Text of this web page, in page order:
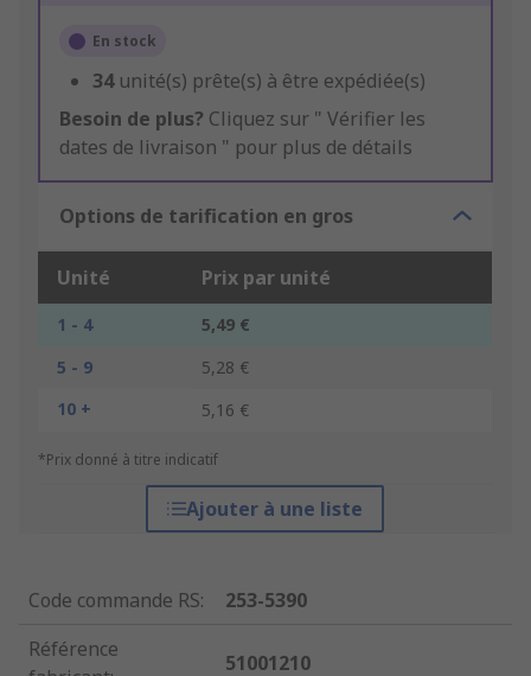
En stock
34 unité(s) prête(s) à être expédiée(s)
Besoin de plus? Cliquez sur " Vérifier les
dates de livraison " pour plus de détails
Options de tarification en gros
Unité Prix par unité
1 - 4
5,49 €
5 - 9
5,28 €
10 +
5,16 €
*Prix donné à titre indicatif
Ajouter à une liste
Code commande RS:
253-5390
Référence
51001210